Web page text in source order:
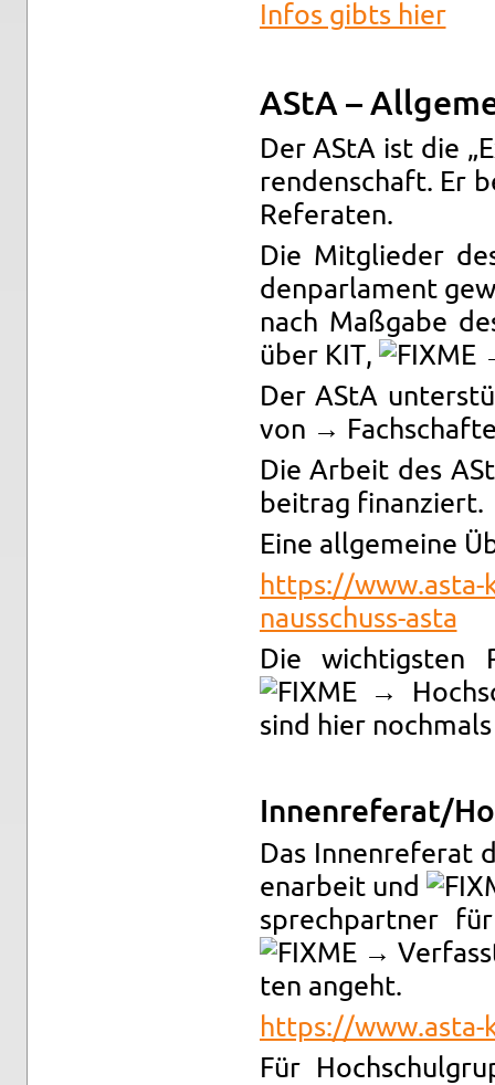
Infos gibts hier
AStA –
Der AStA ist die
ren­den­schaft. Er
Re­fe­ra­ten.
Die Mit­glie­der
den­par­la­ment
nach Maß­ga­be
über KIT,
Der AStA
von →
Die Ar­beit des
bei­trag fi­nan­ziert.
Eine all­ge­mei­ne
https://​
naus​schu​ss-​asta
Die wich­tigs­ten
→
sind hier
In­nen­re­fe­rat/
Das In­nen­re­fe­rat
en­ar­beit und
sprech­part­ner
→
ten an­geht.
https://​
Für